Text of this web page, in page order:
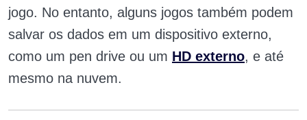
jogo. No entanto, alguns jogos também podem
salvar os dados em um dispositivo externo,
como um pen drive ou um HD externo, e até
mesmo na nuvem.